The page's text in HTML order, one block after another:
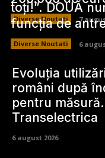
Diverse Noutati 7
toți!”. DOUĂ
funcția de
Diverse Noutati 6
Evoluția
români după
pentru
Transelectrica
6 august 2026